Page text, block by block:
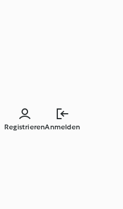
RegistrierenAnmelden